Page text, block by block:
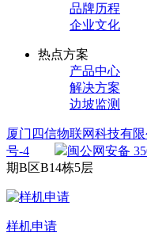
品牌历程
企业文化
热点方案
产品中心
解决方案
边坡监测
厦门四信物联网科技有限
号-4
闽公网安备
期B区B14栋5层
样机申请